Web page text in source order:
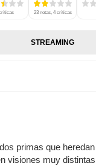
23 notas, 4 críticas
STREAMING
primas que
visiones muy